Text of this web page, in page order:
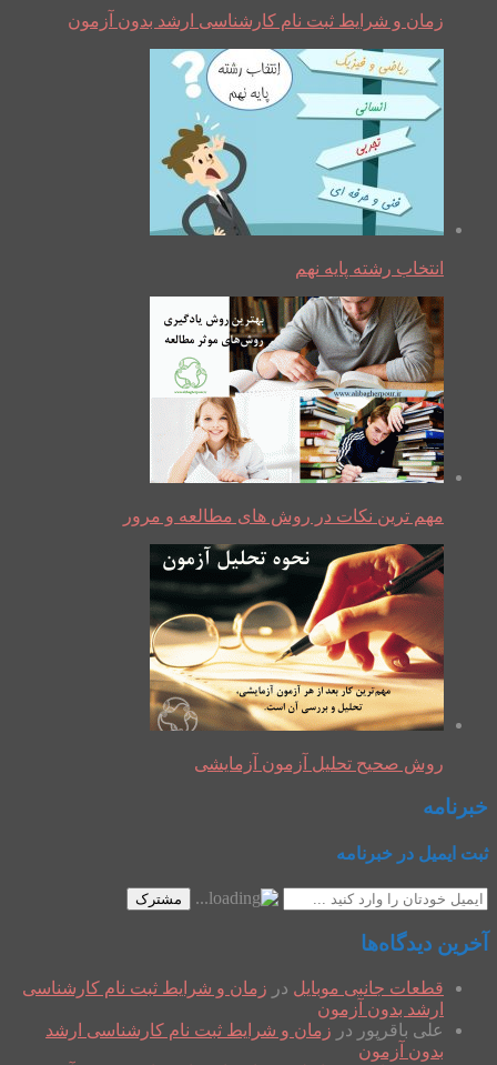
زمان و شرایط ثبت نام کارشناسی ارشد بدون آزمون
انتخاب رشته پایه نهم
مهم ترین نکات در روش های مطالعه و مرور
روش صحیح تحلیل آزمون آزمایشی
خبرنامه
ثبت ایمیل در خبرنامه
مشترک
آخرین دیدگاه‌ها
قطعات جانبی موبایل در زمان و شرایط ثبت نام کارشناسی
ارشد بدون آزمون
علی باقرپور در زمان و شرایط ثبت نام کارشناسی ارشد
بدون آزمون